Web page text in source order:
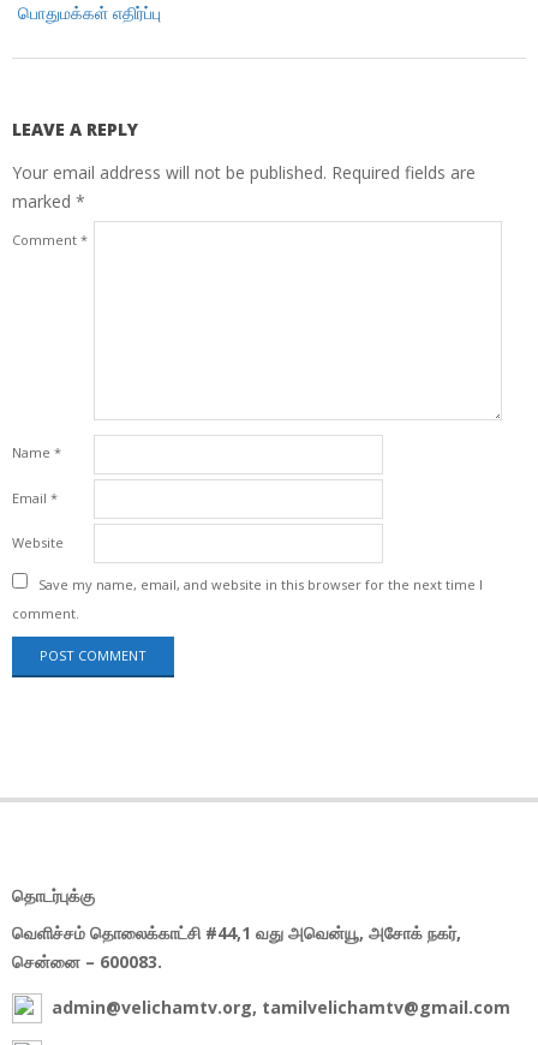
பொதுமக்கள் எதிர்ப்பு
LEAVE A REPLY
Your email address will not be published. Required fields are
marked *
Comment *
Name *
Email *
Website
Save my name, email, and website in this browser for the next time I
comment.
தொடர்புக்கு
வெளிச்சம் தொலைக்காட்சி #44,1 வது அவென்யூ, அசோக் நகர்,
சென்னை – 600083.
admin@velichamtv.org, tamilvelichamtv@gmail.com